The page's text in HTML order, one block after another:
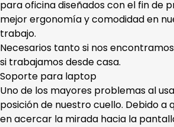
para oficina diseñados con el fin de
mejor ergonomía y comodidad en
trabajo.
Necesarios tanto si nos
si trabajamos desde casa.
Soporte para laptop
Uno de los mayores problemas al
posición de nuestro cuello. Debido a
en acercar la mirada hacia la